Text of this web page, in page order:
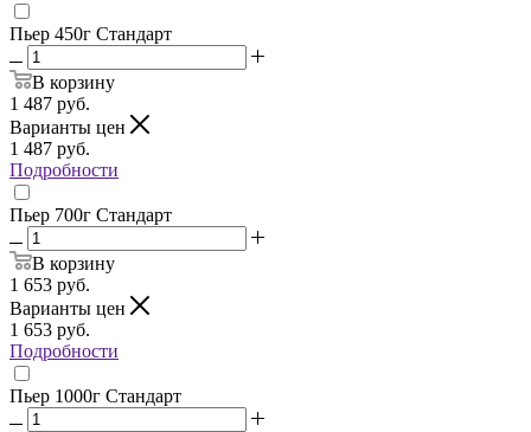
Пьер 450г Стандарт
В корзину
1 487 руб.
Варианты цен
1 487 руб.
Подробности
Пьер 700г Стандарт
В корзину
1 653 руб.
Варианты цен
1 653 руб.
Подробности
Пьер 1000г Стандарт